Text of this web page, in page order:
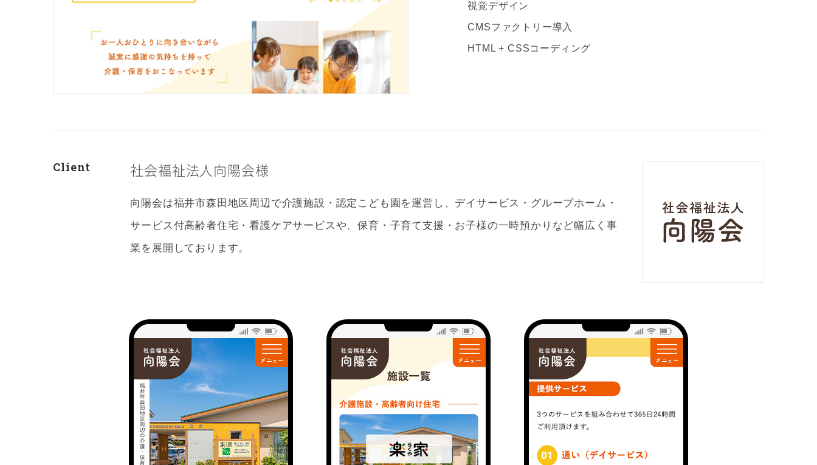
視覚デザイン
CMSファクトリー導入
HTML + CSSコーディング
Client 社会福祉法人向陽会様
向陽会は福井市森田地区周辺で介護施設・認定こども園を運営し、デイサービス・グループホーム・
サービス付高齢者住宅・看護ケアサービスや、保育・子育て支援・お子様の一時預かりなど幅広く事
業を展開しております。